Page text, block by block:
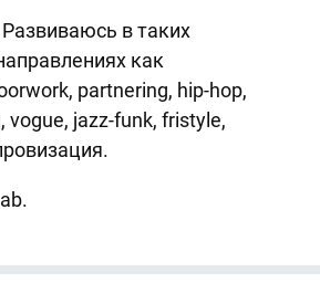
в таких
как
partnering, hip-hop,
vogue, jazz-funk, fristyle,